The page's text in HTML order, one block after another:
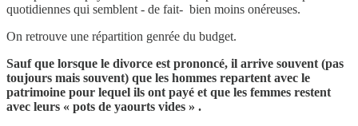
quotidiennes qui semblent - de fait- bien moins onéreuses.
On retrouve une répartition genrée du budget.
Sauf que lorsque le divorce est prononcé, il arrive souvent (pas
toujours mais souvent) que les hommes repartent avec le
patrimoine pour lequel ils ont payé et que les femmes restent
avec leurs « pots de yaourts vides » .